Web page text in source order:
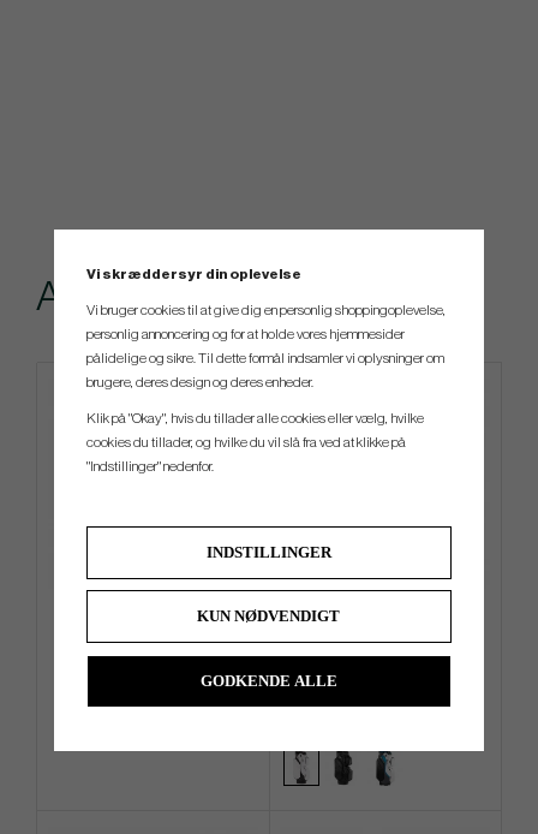
Andre købte også
Mizuno Tour Vent Cap Ping DLX - Cart Bag
kr.2 519
Vi skræddersyr din oplevelse
Vi bruger cookies til at give dig en personlig shoppingoplevelse,
personlig annoncering og for at holde vores hjemmesider
pålidelige og sikre. Til dette formål indsamler vi oplysninger om
brugere, deres design og deres enheder.
Klik på "Okay", hvis du tillader alle cookies eller vælg, hvilke
cookies du tillader, og hvilke du vil slå fra ved at klikke på
"Indstillinger" nedenfor.
INDSTILLINGER
KUN NØDVENDIGT
GODKENDE ALLE